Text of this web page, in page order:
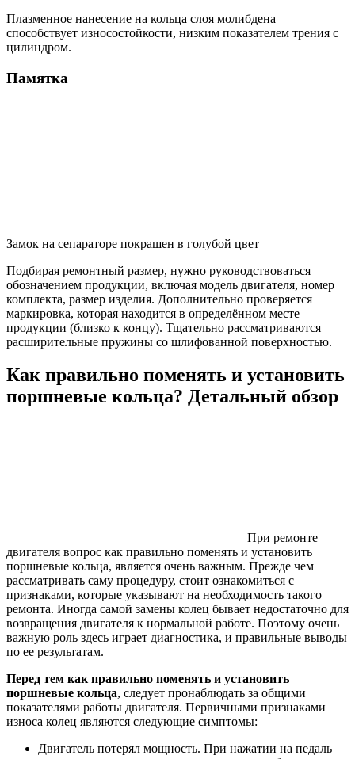
Плазменное нанесение на кольца слоя молибдена
способствует износостойкости, низким показателем трения с
цилиндром.
Памятка
Замок на сепараторе покрашен в голубой цвет
Подбирая ремонтный размер, нужно руководствоваться
обозначением продукции, включая модель двигателя, номер
комплекта, размер изделия. Дополнительно проверяется
маркировка, которая находится в определённом месте
продукции (близко к концу). Тщательно рассматриваются
расширительные пружины со шлифованной поверхностью.
Как правильно поменять и установить
поршневые кольца? Детальный обзор
При ремонте
двигателя вопрос как правильно поменять и установить
поршневые кольца, является очень важным. Прежде чем
рассматривать саму процедуру, стоит ознакомиться с
признаками, которые указывают на необходимость такого
ремонта. Иногда самой замены колец бывает недостаточно для
возвращения двигателя к нормальной работе. Поэтому очень
важную роль здесь играет диагностика, и правильные выводы
по ее результатам.
Перед тем как правильно поменять и установить
поршневые кольца, следует пронаблюдать за общими
показателями работы двигателя. Первичными признаками
износа колец являются следующие симптомы:
Двигатель потерял мощность. При нажатии на педаль